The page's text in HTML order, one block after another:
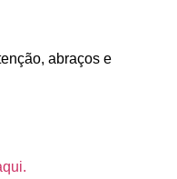
abraços e